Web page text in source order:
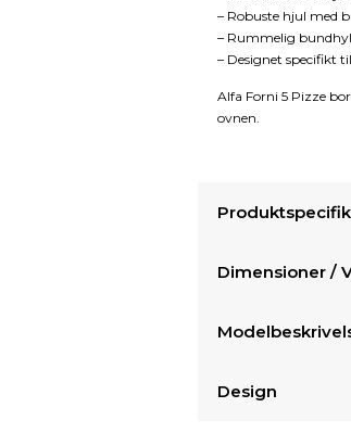
– Robuste hjul med
– Rummelig
– Designet specifikt
Alfa Forni 5 Pizze
ovnen.
Dimensioner /
Design